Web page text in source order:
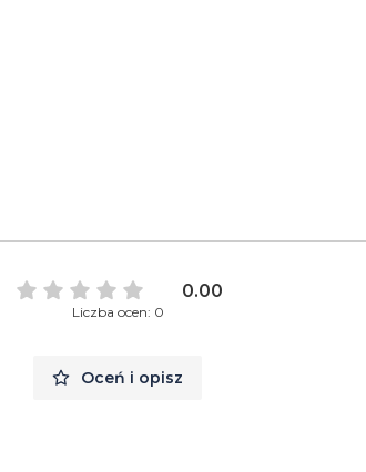
0.00
Liczba ocen: 0
Oceń i opisz